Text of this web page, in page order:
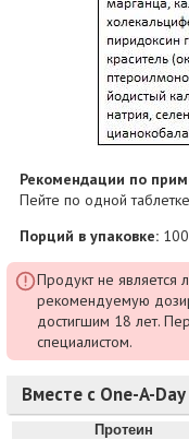
Рекомендации по
Пейте по одной
Порций в упаковке:
Продукт не является
рекомендуемую
достигшим 18 лет.
специалистом.
Вместе с One-A-
Протеин